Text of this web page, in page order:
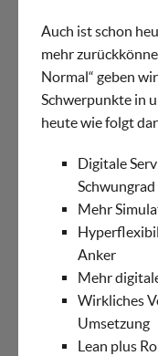
Auch ist schon
mehr
Normal“ geben
Schwerpunkte in
heute wie folgt
Digitale
Schwungrad
Mehr
Anker
Mehr
Wirkliches
Umsetzung
Lean plus